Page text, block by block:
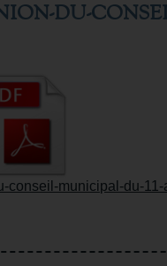
DU-
conseil-municipal-du-